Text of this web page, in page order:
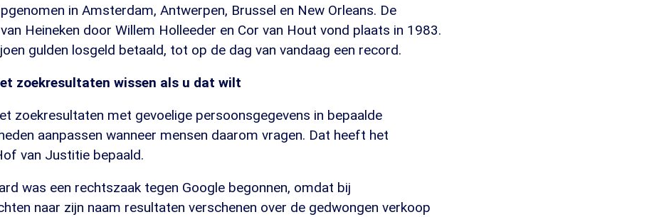
in Amsterdam, Antwerpen, Brussel en New Orleans. De
Heineken door Willem Holleeder en Cor van Hout vond plaats in 1983.
gulden losgeld betaald, tot op de dag van vandaag een record.
zoekresultaten wissen als u dat wilt
zoekresultaten met gevoelige persoonsgegevens in bepaalde
aanpassen wanneer mensen daarom vragen. Dat heeft het
van Justitie bepaald.
was een rechtszaak tegen Google begonnen, omdat bij
naar zijn naam resultaten verschenen over de gedwongen verkoop